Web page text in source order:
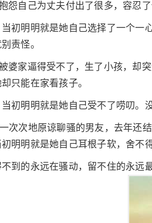
怨自己为丈夫付出了很多，容忍
当初明明就是她自己选择了一个一
责怪。
婆家逼得受不了，生了小孩，却
只能在家看孩子。
初明明就是她自己受不了唠叨。
次次地原谅聊骚的男友，去年还
明明就是她自己耳根子软，舍不
到的永远在骚动，留不住的永远